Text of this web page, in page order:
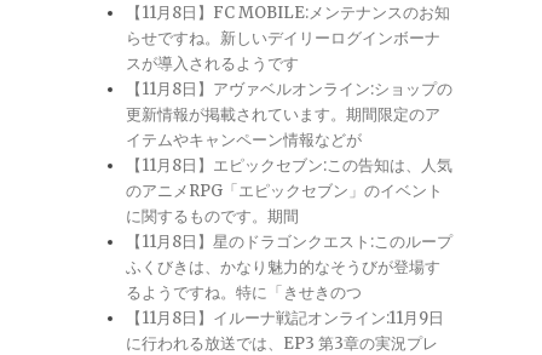
【11月8日】FC MOBILE:メンテナンスのお知
らせですね。新しいデイリーログインボーナ
スが導入されるようです
【11月8日】アヴァベルオンライン:ショップの
更新情報が掲載されています。期間限定のア
イテムやキャンペーン情報などが
【11月8日】エピックセブン:この告知は、人気
のアニメRPG「エピックセブン」のイベント
に関するものです。期間
【11月8日】星のドラゴンクエスト:このループ
ふくびきは、かなり魅力的なそうびが登場す
るようですね。特に「きせきのつ
【11月8日】イルーナ戦記オンライン:11月9日
に行われる放送では、EP3 第3章の実況プレ